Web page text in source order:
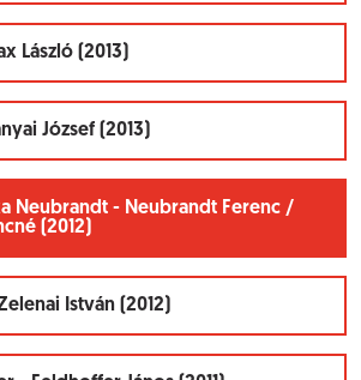
László (2013)
József (2013)
Neubrandt - Neubrandt Ferenc /
(2012)
István (2012)